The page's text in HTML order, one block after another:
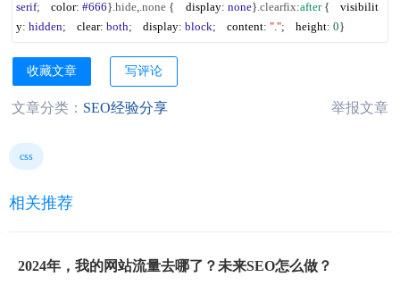
serif; color:#666}.hide,.none { display: none}.clearfix:after{
visibilit
y: hidden; clear:both; display:block; content:"."; height:0}
收藏文章 写评论
文章分类： SEO经验分享 举报文章
css
相关推荐
2024年，我的网站流量去哪了？未来SEO怎么做？